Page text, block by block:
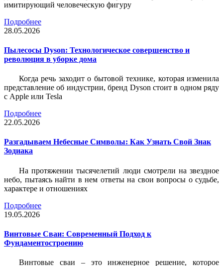
имитирующий человеческую фигуру
Подробнее
28.05.2026
Пылесосы Dyson: Технологическое совершенство и
революция в уборке дома
Когда речь заходит о бытовой технике, которая изменила
представление об индустрии, бренд Dyson стоит в одном ряду
с Apple или Tesla
Подробнее
22.05.2026
Разгадываем Небесные Символы: Как Узнать Свой Знак
Зодиака
На протяжении тысячелетий люди смотрели на звездное
небо, пытаясь найти в нем ответы на свои вопросы о судьбе,
характере и отношениях
Подробнее
19.05.2026
Винтовые Сваи: Современный Подход к
Фундаментостроению
Винтовые сваи – это инженерное решение, которое